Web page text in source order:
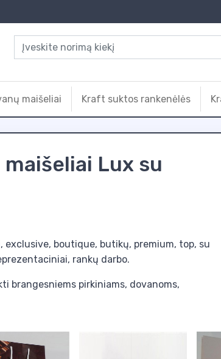
maišeliai Kraft suktos rankenėlės
Lux su
exclusive, boutique, butikų, premium, top, su
rankų darbo.
brangesniems pirkiniams, dovanoms,